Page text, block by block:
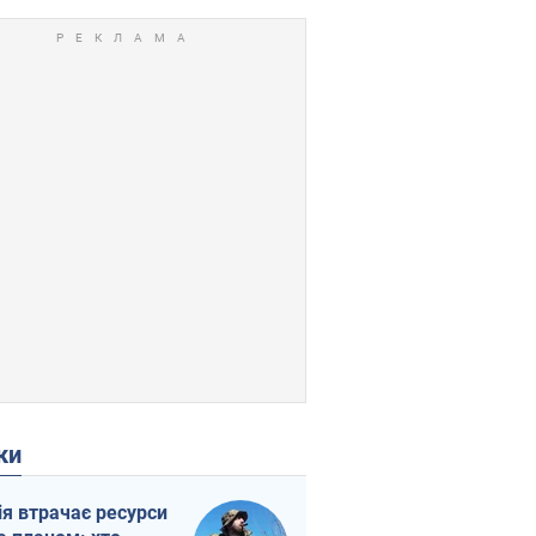
втрачає ресурси